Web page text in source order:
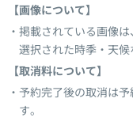
【画像について】
掲載されている画像
選択された時季・天候
【取消料について】
予約完了後の取消は
す。